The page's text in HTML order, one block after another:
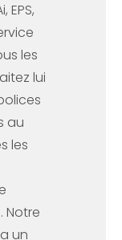
EPS,
les
lui
au
les
Notre
un